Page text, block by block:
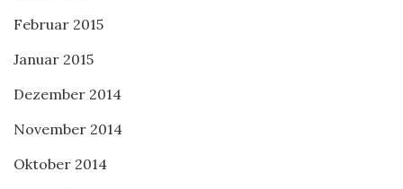
Februar 2015
Januar 2015
Dezember 2014
November 2014
Oktober 2014